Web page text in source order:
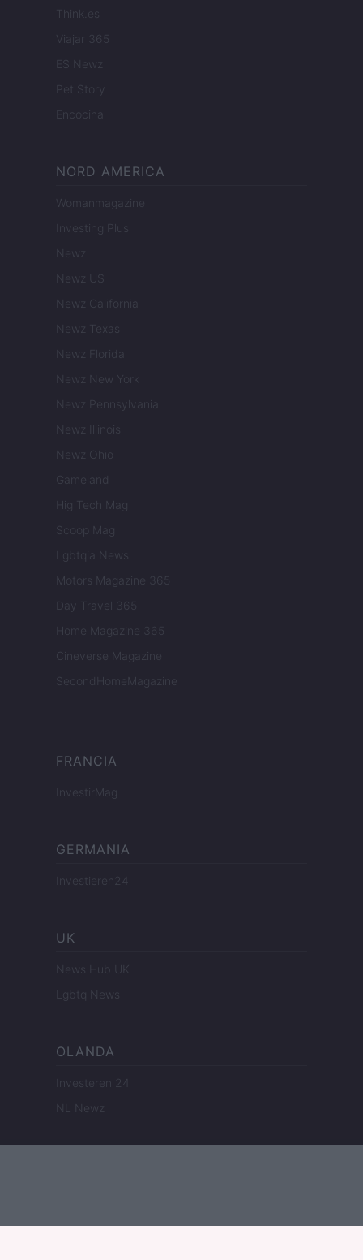
Think.es
Viajar 365
ES Newz
Pet Story
Encocina
NORD AMERICA
Womanmagazine
Investing Plus
Newz
Newz US
Newz California
Newz Texas
Newz Florida
Newz New York
Newz Pennsylvania
Newz Illinois
Newz Ohio
Gameland
Hig Tech Mag
Scoop Mag
Lgbtqia News
Motors Magazine 365
Day Travel 365
Home Magazine 365
Cineverse Magazine
SecondHomeMagazine
FRANCIA
InvestirMag
GERMANIA
Investieren24
UK
News Hub UK
Lgbtq News
OLANDA
Investeren 24
NL Newz